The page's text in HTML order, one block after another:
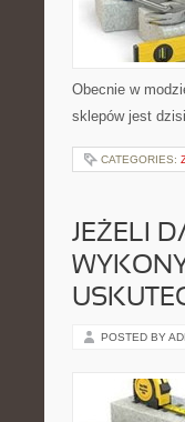
Obecnie w
sklepów jest
CATEGORIES:
JEŻELI
POSTED BY